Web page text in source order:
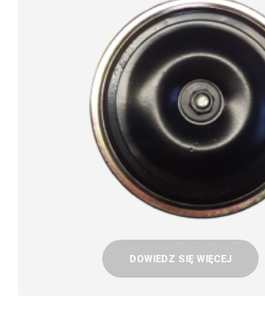
DOWIEDZ SIĘ WIĘCEJ